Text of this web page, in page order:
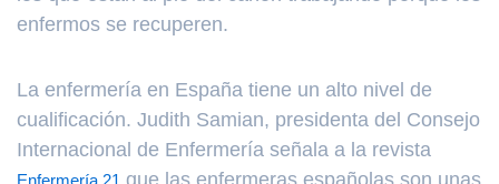
enfermos se recuperen.
La enfermería en España tiene un alto nivel de
cualificación. Judith Samian, presidenta del Consejo
Internacional de Enfermería señala a la revista
Enfermería 21 que las enfermeras españolas son unas